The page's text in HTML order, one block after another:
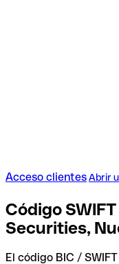
Acceso clientesAbrir
Código
Securities,
El código BIC /